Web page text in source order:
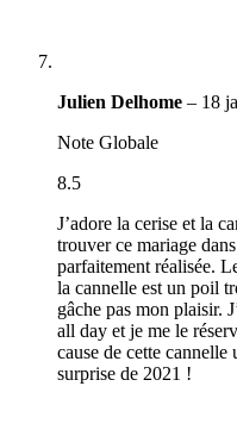
Julien Delhome – 18
Note Globale
8.5
J’adore la cerise et la
trouver ce mariage
parfaitement réalisée.
la cannelle est un poil
gâche pas mon plaisir.
all day et je me le
cause de cette
surprise de 2021 !